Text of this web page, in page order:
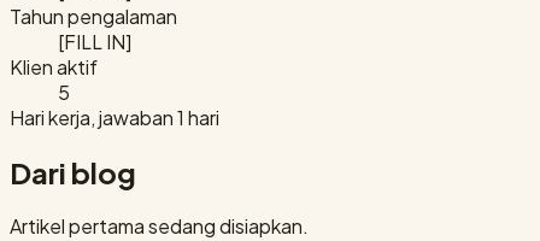
Tahun pengalaman
[FILL IN]
Klien aktif
5
Hari kerja, jawaban 1 hari
Dari blog
Artikel pertama sedang disiapkan.